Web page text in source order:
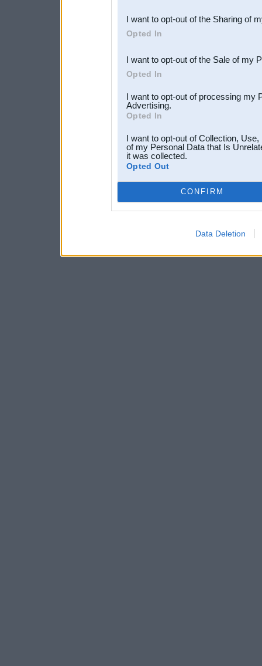
Downstream Participants
third parties.
I want to opt-out of the Sharing of
Opted In
I want to opt-out of the Sale of my
Opted In
I want to opt-out of processing my
Advertising.
Opted In
I want to opt-out of Collection,
of my Personal Data that Is
it was collected.
Opted Out
CONFIRM
Data Deletion